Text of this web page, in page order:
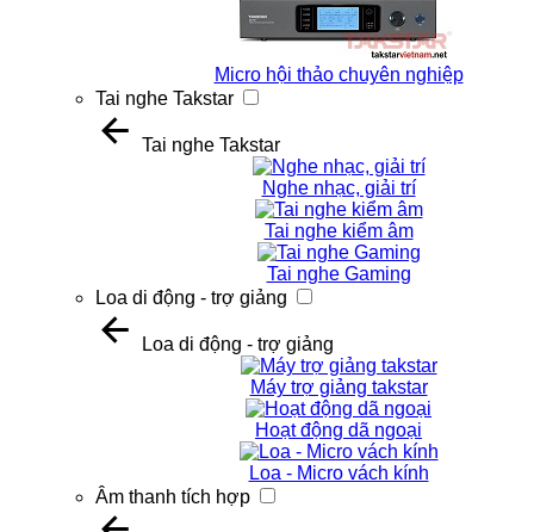
Micro hội thảo chuyên nghiệp
Tai nghe Takstar
Tai nghe Takstar
Nghe nhạc, giải trí
Tai nghe kiểm âm
Tai nghe Gaming
Loa di động - trợ giảng
Loa di động - trợ giảng
Máy trợ giảng takstar
Hoạt động dã ngoại
Loa - Micro vách kính
Âm thanh tích hợp